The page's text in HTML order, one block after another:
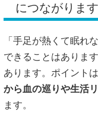
につながります
「手足が熱くて眠れ
できることはあります
あります。ポイントは
から血の巡りや生活
ます。